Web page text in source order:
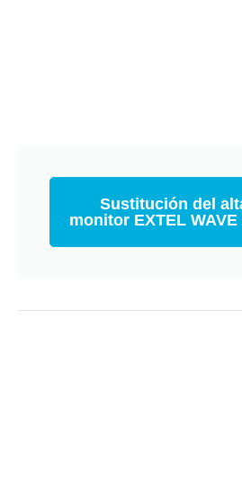
Sustitución del
monitor EXTEL